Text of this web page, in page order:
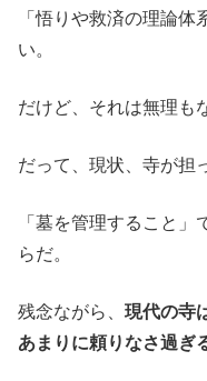
「悟りや救済の理論
い。
だけど、それは無理も
だって、現状、寺が担
「墓を管理すること
らだ。
残念ながら、 現代の寺
あまりに頼りなさ過ぎ